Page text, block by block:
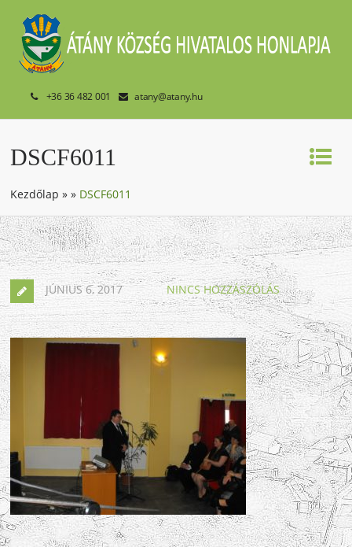
+36 36 482 001 atany@atany.hu
DSCF6011
Kezdőlap »» DSCF6011
JÚNIUS 6, 2017 NINCS HOZZÁSZÓLÁS